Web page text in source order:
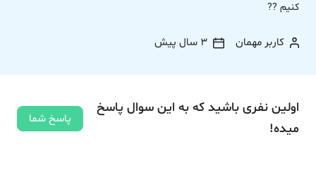
کنیم ??
کاربر مهمان 3 سال پیش
اولین نفری باشید که به این سوال پاسخ
میده!
پاسخ شما